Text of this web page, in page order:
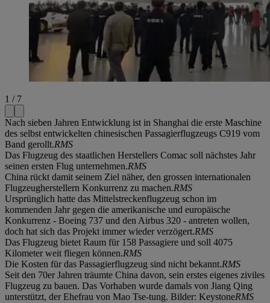
1 / 7
Nach sieben Jahren Entwicklung ist in Shanghai die erste Maschine
des selbst entwickelten chinesischen Passagierflugzeugs C919 vom
Band gerollt.RMS
Das Flugzeug des staatlichen Herstellers Comac soll nächstes Jahr
seinen ersten Flug unternehmen.RMS
China rückt damit seinem Ziel näher, den grossen internationalen
Flugzeugherstellern Konkurrenz zu machen.RMS
Ursprünglich hatte das Mittelstreckenflugzeug schon im
kommenden Jahr gegen die amerikanische und europäische
Konkurrenz - Boeing 737 und den Airbus 320 - antreten wollen,
doch hat sich das Projekt immer wieder verzögert.RMS
Das Flugzeug bietet Raum für 158 Passagiere und soll 4075
Kilometer weit fliegen können.RMS
Die Kosten für das Passagierflugzeug sind nicht bekannt.RMS
Seit den 70er Jahren träumte China davon, sein erstes eigenes ziviles
Flugzeug zu bauen. Das Vorhaben wurde damals von Jiang Qing
unterstützt, der Ehefrau von Mao Tse-tung. Bilder: KeystoneRMS